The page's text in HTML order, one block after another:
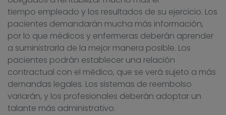
tiempo empleado y los resultados de su ejercicio. Los
pacientes demandarán mucha más información,
por lo que médicos y enfermeras deberán aprender
a suministrarla de la mejor manera posible. Los
pacientes podrán establecer una relación
contractual con el médico, que se verá sujeto a más
demandas legales. Los sistemas de reembolso
variarán, y los profesionales deberán adoptar un
talante más administrativo.